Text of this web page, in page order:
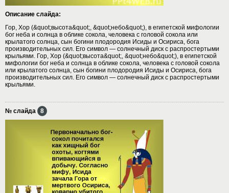
Описание слайда:
Гор, Хор (&quot;высота&quot;, &quot;небо&quot;), в египетской мифологии
бог неба и солнца в облике сокола, человека с головой сокола или
крылатого солнца, сын богини плодородия Исиды и Осириса, бога
производительных сил. Его символ — солнечный диск с распростертыми
крыльями. Гор, Хор (&quot;высота&quot;, &quot;небо&quot;), в египетской
мифологии бог неба и солнца в облике сокола, человека с головой сокола
или крылатого солнца, сын богини плодородия Исиды и Осириса, бога
производительных сил. Его символ — солнечный диск с распростертыми
крыльями.
№ слайда 8